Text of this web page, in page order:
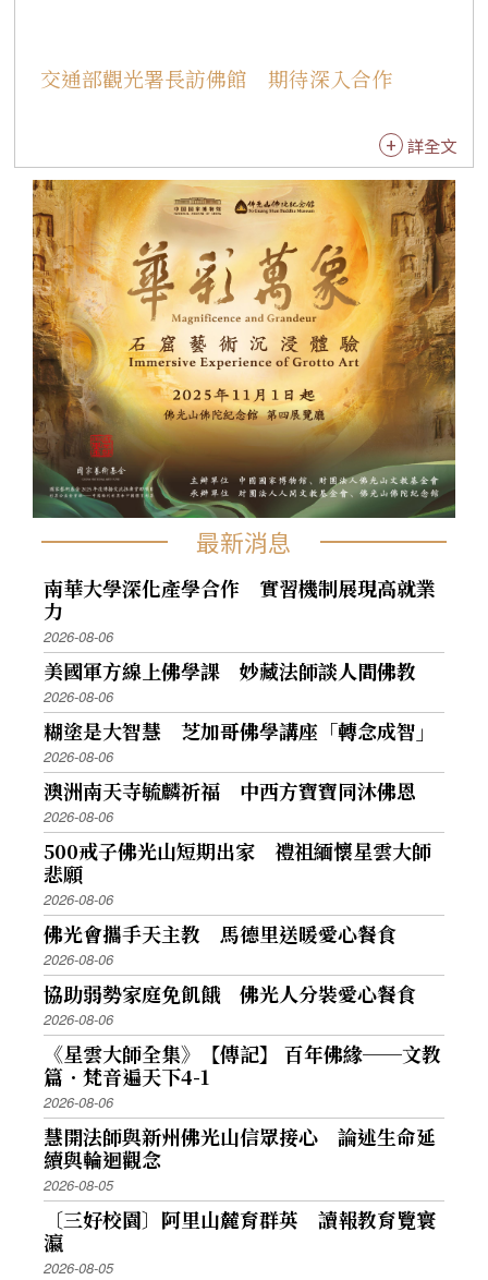
交通部觀光署長訪佛館 期待深入合作
詳全文
最新消息
南華大學深化產學合作 實習機制展現高就業
力
2026-08-06
美國軍方線上佛學課 妙藏法師談人間佛教
2026-08-06
糊塗是大智慧 芝加哥佛學講座「轉念成智」
2026-08-06
澳洲南天寺毓麟祈福 中西方寶寶同沐佛恩
2026-08-06
500戒子佛光山短期出家 禮祖緬懷星雲大師
悲願
2026-08-06
佛光會攜手天主教 馬德里送暖愛心餐食
2026-08-06
協助弱勢家庭免飢餓 佛光人分裝愛心餐食
2026-08-06
《星雲大師全集》【傳記】 百年佛緣──文教
篇．梵音遍天下4-1
2026-08-06
慧開法師與新州佛光山信眾接心 論述生命延
續與輪迴觀念
2026-08-05
〔三好校園〕阿里山麓育群英 讀報教育覽寰
瀛
2026-08-05